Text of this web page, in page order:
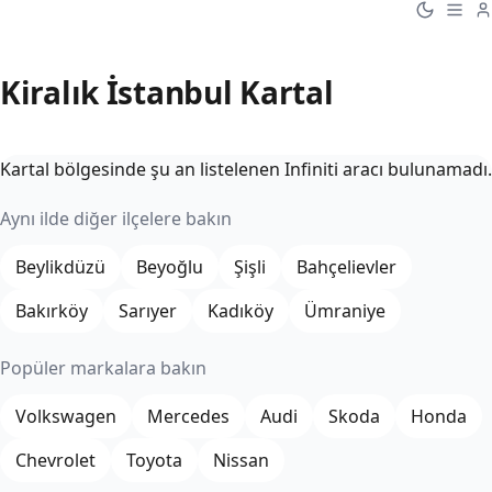
Kiralık İstanbul Kartal
Kartal bölgesinde şu an listelenen Infiniti aracı bulunamadı.
Aynı ilde diğer ilçelere bakın
Beylikdüzü
Beyoğlu Şişli
Bahçelievler
Bakırköy
Sarıyer Kadıköy Ümraniye
Popüler markalara bakın
Volkswagen
Mercedes Audi Skoda
Honda
Chevrolet
Toyota Nissan